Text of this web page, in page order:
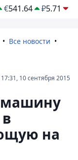
€541.64 ₽5.71
Все новости
17:31, 10 сентября 2015
машину
на